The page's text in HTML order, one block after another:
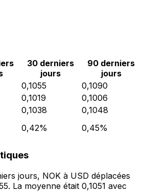
30 derniers
jours
90 derniers
jours
0,1055
0,1090
0,1019
0,1006
0,1038
0,1048
0,42% 0,45%
jours, NOK à USD déplacées
La moyenne était 0,1051 avec